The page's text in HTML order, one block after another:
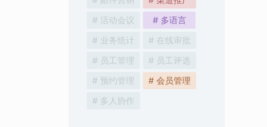
# 活动会议
# 多语言
# 业务统计
# 在线审批
# 员工管理
# 员工评选
# 预约管理
# 会员管理
# 多人协作